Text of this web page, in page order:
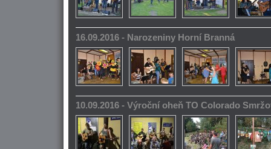
16.09.2016 - Narozeniny Horní Branná
10.09.2016 - Výroční oheň TO Colorado